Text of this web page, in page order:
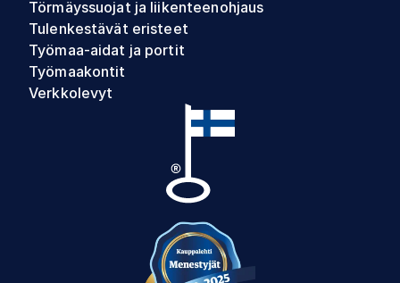
Törmäyssuojat ja liikenteenohjaus
Tulenkestävät eristeet
Työmaa-aidat ja portit
Työmaakontit
Verkkolevyt